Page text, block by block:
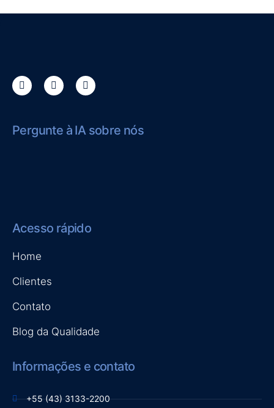
Pergunte à IA sobre nós
Acesso rápido
Home
Clientes
Contato
Blog da Qualidade
Informações e contato
+55 (43) 3133-2200